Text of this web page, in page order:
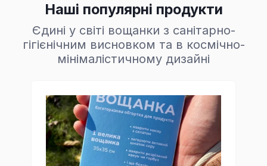
Наші популярні продукти
Єдині у світі вощанки з санітарно-
гігієнічним висновком та в космічно-
мінімалістичному дизайні